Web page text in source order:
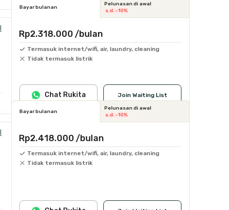
Bayar bulanan
Pelunasan di awal
s.d. -10%
Rp2.318.000 /bulan
Termasuk internet/wifi, air, laundry, cleaning
Tidak termasuk listrik
Join Waiting List
Chat Rukita
Bayar bulanan
Pelunasan di awal
s.d. -10%
Rp2.418.000 /bulan
Termasuk internet/wifi, air, laundry, cleaning
Tidak termasuk listrik